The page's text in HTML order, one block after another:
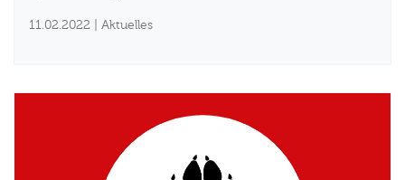
11.02.2022 | Aktuelles